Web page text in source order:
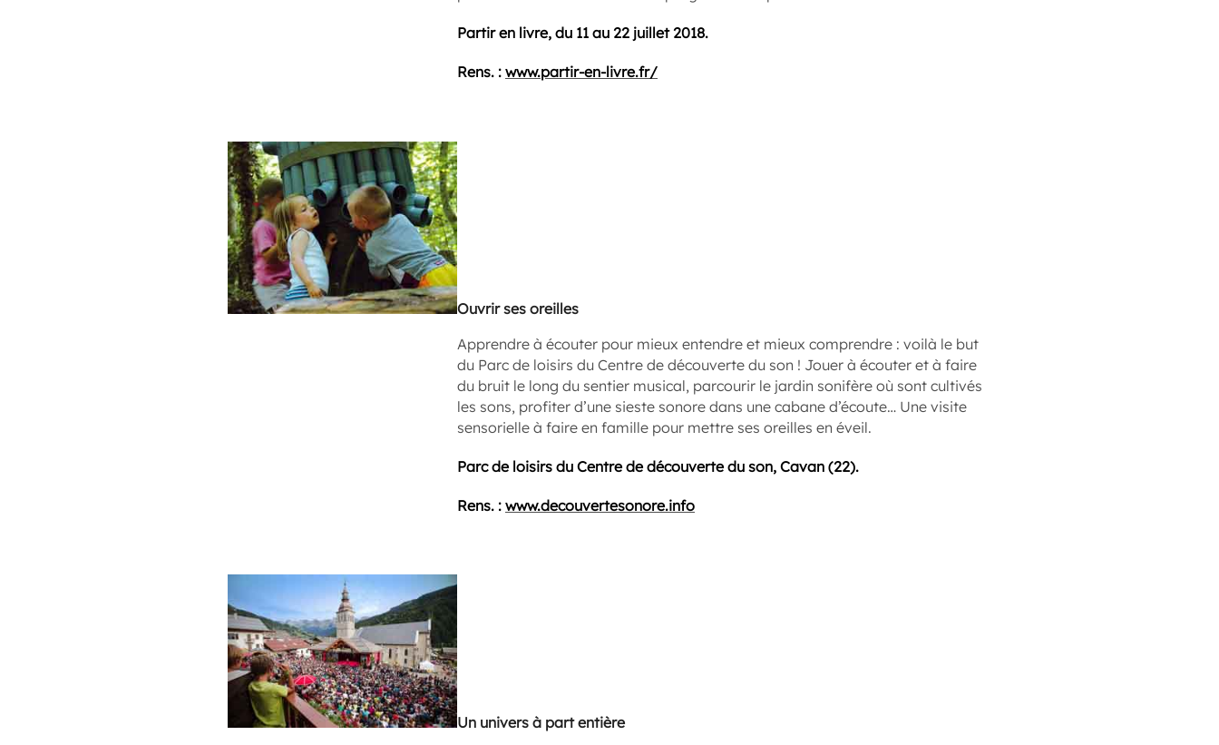
Partir en livre, du 11 au 22 juillet 2018.
Rens. : www.partir-en-livre.fr/
Ouvrir ses oreilles
Apprendre à écouter pour mieux entendre et mieux comprendre : voilà le but
du Parc de loisirs du Centre de découverte du son ! Jouer à écouter et à faire
du bruit le long du sentier musical, parcourir le jardin sonifère où sont cultivés
les sons, profiter d’une sieste sonore dans une cabane d’écoute… Une visite
sensorielle à faire en famille pour mettre ses oreilles en éveil.
Parc de loisirs du Centre de découverte du son, Cavan (22).
Rens. : www.decouvertesonore.info
Un univers à part entière